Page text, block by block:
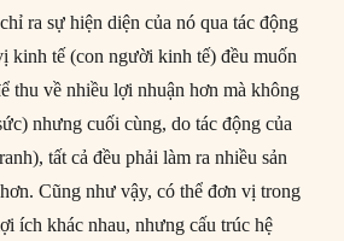
ra sự hiện diện của nó qua tác động
kinh tế (con người kinh tế) đều muốn
thu về nhiều lợi nhuận hơn mà không
nhưng cuối cùng, do tác động của
tất cả đều phải làm ra nhiều sản
Cũng như vậy, có thể đơn vị trong
ích khác nhau, nhưng cấu trúc hệ